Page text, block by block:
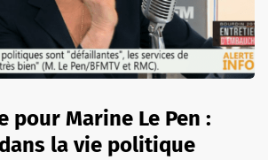
pour Marine Le Pen :
la vie politique